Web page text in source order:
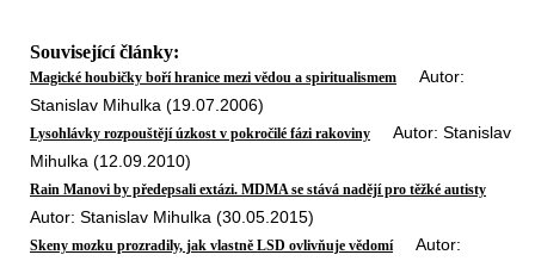
Související články:
Magické houbičky boří hranice mezi vědou a spiritualismem Autor:
Stanislav Mihulka (19.07.2006)
Lysohlávky rozpouštějí úzkost v pokročilé fázi rakoviny Autor: Stanislav
Mihulka (12.09.2010)
Rain Manovi by předepsali extázi. MDMA se stává nadějí pro těžké autisty
Autor: Stanislav Mihulka (30.05.2015)
Skeny mozku prozradily, jak vlastně LSD ovlivňuje vědomíAutor: